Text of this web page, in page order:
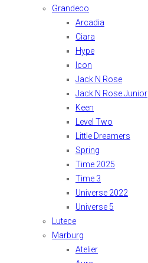
Grandeco
Arcadia
Ciara
Hype
Icon
Jack N Rose
Jack N Rose Junior
Keen
Level Two
Little Dreamers
Spring
Time 2025
Time 3
Universe 2022
Universe 5
Lutece
Marburg
Atelier